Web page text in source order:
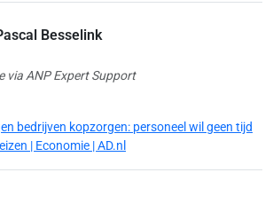
Besselink
via ANP Expert Support
bedrijven kopzorgen: personeel wil geen tijd
| Economie | AD.nl